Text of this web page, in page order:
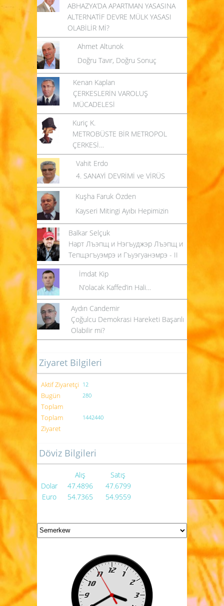
ABHAZYA’DA APARTMAN YASASINA
ALTERNATİF DEVRE MÜLK YASASI
OLABİLİR Mİ?
Ahmet Altunok
Doğru Tavır, Doğru Sonuç
Kenan Kaplan
ÇERKESLERİN VAROLUŞ
MÜCADELESİ
Kuriç K.
METROBÜSTE BİR METROPOL
ÇERKESİ…
Vahit Erdo
4. SANAYİ DEVRİMİ ve VİRÜS
Kuşha Faruk Özden
Kayseri Mitingi Ayıbı Hepimizin
Balkar Selçuk
Нарт Лъэпщ и Нэгъуджэр Лъэпщ и
Тепщэгъуэмрэ и Гъуэгуанэмрэ - II
İmdat Kip
N’olacak Kaffed’in Hali…
Aydın Candemir
Çoğulcu Demokrasi Hareketi Başarılı
Olabilir mi?
Ziyaret Bilgileri
Aktif Ziyaretçi 12
Bugün
Toplam
280
Toplam
Ziyaret
1442440
Döviz Bilgileri
Alış
Satış
Dolar
47.4896
47.6799
Euro
54.7365 54.9559